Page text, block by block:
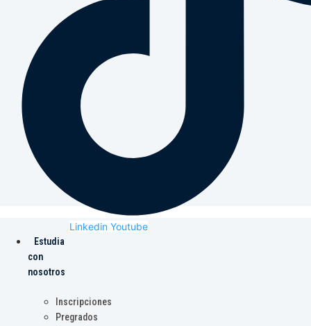
Linkedin Youtube
Estudia
con
nosotros
Inscripciones
Pregrados